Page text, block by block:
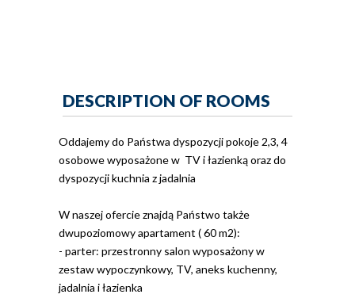
DESCRIPTION OF ROOMS
Oddajemy do Państwa dyspozycji pokoje 2,3, 4
osobowe wyposażone w TV i łazienką oraz do
dyspozycji kuchnia z jadalnia
W naszej ofercie znajdą Państwo także
dwupoziomowy apartament ( 60 m2):
- parter: przestronny salon wyposażony w
zestaw wypoczynkowy, TV, aneks kuchenny,
jadalnia i łazienka